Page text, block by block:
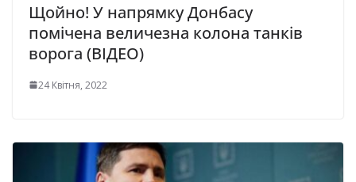
Щойно! У напрямку Донбасу
помічена величезна колона танків
ворога (ВІДЕО)
24 Квітня, 2022